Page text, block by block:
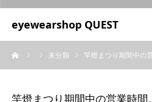
eyewearshop QUEST
未分類 竿燈まつり期間中の
竿燈まつり期間中の営業時間。